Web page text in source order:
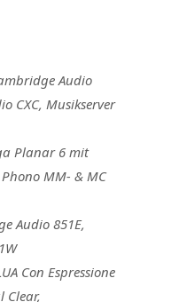
Audio
CXC, Musikserver
Planar 6 mit
MM- & MC
Audio 851E,
Con Espressione
Clear,